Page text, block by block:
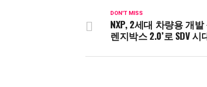
DON'T MISS
NXP, 2세대 차량용 개발
렌지박스 2.0’로 SDV 시